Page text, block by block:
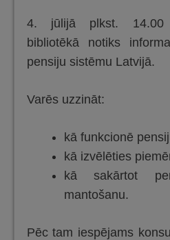
4. jūlijā plkst. 14.00
bibliotēkā notiks
pensiju sistēmu Latvijā.
Varēs uzzināt:
kā funkcionē
kā izvēlēties
kā sakārtot
mantošanu.
Pēc tam iespējams